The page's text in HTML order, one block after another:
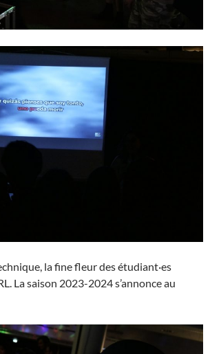
la fine fleur des étudiant·es
La saison 2023-2024 s’annonce au